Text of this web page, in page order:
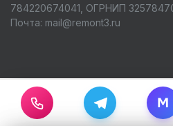
784220674041, ОГРНИП
Почта: mail@remont3.ru
M